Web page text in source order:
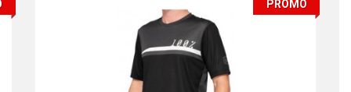
PROMO